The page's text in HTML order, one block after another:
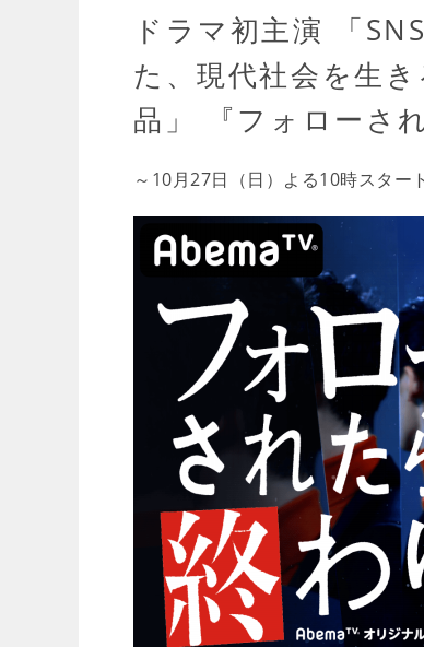
ドラマ初主演 「
た、現代社会を生
品」 『フォローさ
～10月27日（日）よる10時スター